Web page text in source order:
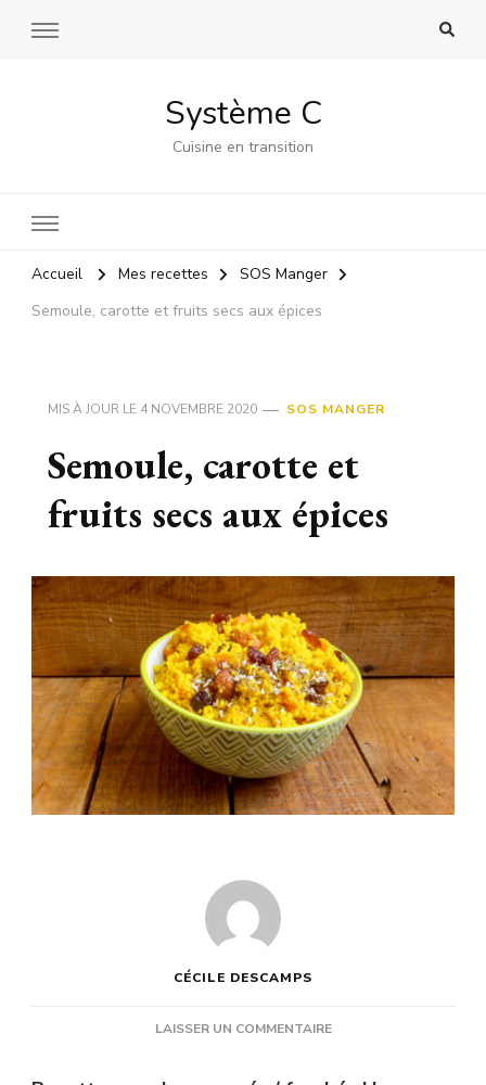
Système C
Cuisine en transition
Accueil Mes recettes
SOS Manger
Semoule, carotte et fruits secs aux épices
MIS À JOUR LE 4 NOVEMBRE 2020 SOS MANGER
Semoule, carotte et
fruits secs aux épices
CÉCILE DESCAMPS
LAISSER UN COMMENTAIRESUR